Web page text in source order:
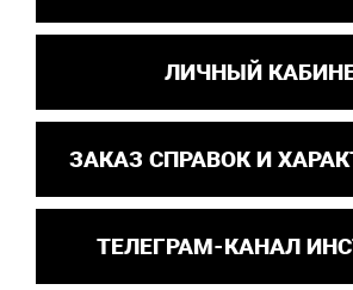
ЛИЧНЫЙ
ЗАКАЗ СПРАВОК И
ТЕЛЕГРАМ-КАНАЛ